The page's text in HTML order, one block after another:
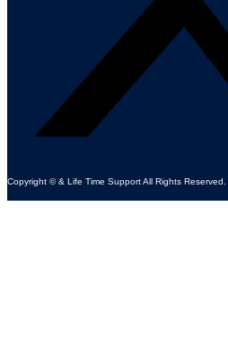
Copyright © & Life Time Support All Rights Reserved.